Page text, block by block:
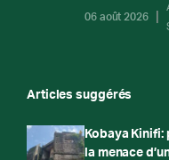
06 août 2026
Articles suggérés
Kobaya
la menace